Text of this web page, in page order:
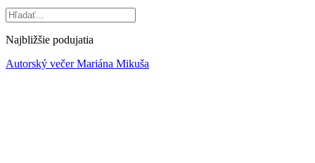
Najbližšie podujatia
Autorský večer Mariána Mikuša